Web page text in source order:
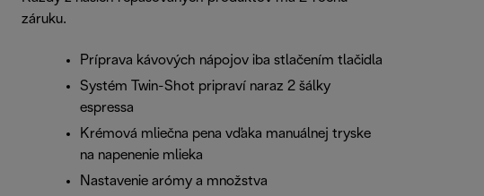
záruku.
Príprava kávových nápojov iba stlačením tlačidla
Systém Twin-Shot pripraví naraz 2 šálky
espressa
Krémová mliečna pena vďaka manuálnej tryske
na napenenie mlieka
Nastavenie arómy a množstva